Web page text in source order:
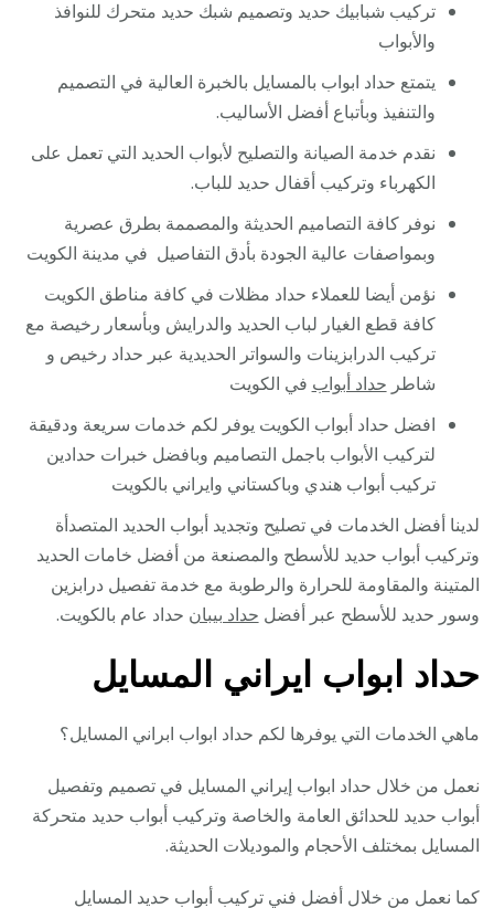
تركيب شبابيك حديد وتصميم شبك حديد متحرك للنوافذ
والأبواب
يتمتع حداد ابواب بالمسايل بالخبرة العالية في التصميم
والتنفيذ وبأتباع أفضل الأساليب.
نقدم خدمة الصيانة والتصليح لأبواب الحديد التي تعمل على
الكهرباء وتركيب أقفال حديد للباب.
نوفر كافة التصاميم الحديثة والمصممة بطرق عصرية
وبمواصفات عالية الجودة بأدق التفاصيل في مدينة الكويت
نؤمن أيضا للعملاء حداد مظلات في كافة مناطق الكويت
كافة قطع الغيار لباب الحديد والدرايش وبأسعار رخيصة مع
تركيب الدرابزينات والسواتر الحديدية عبر حداد رخيص و
شاطر حداد أبواب في الكويت
افضل حداد أبواب الكويت يوفر لكم خدمات سريعة ودقيقة
لتركيب الأبواب باجمل التصاميم وبافضل خبرات حدادين
تركيب أبواب هندي وباكستاني وايراني بالكويت
لدينا أفضل الخدمات في تصليح وتجديد أبواب الحديد المتصدأة
وتركيب أبواب حديد للأسطح والمصنعة من أفضل خامات الحديد
المتينة والمقاومة للحرارة والرطوبة مع خدمة تفصيل درابزين
وسور حديد للأسطح عبر أفضل حداد بيبان حداد عام بالكويت.
حداد ابواب ايراني المسايل
ماهي الخدمات التي يوفرها لكم حداد ابواب ابراني المسايل؟
نعمل من خلال حداد ابواب إيراني المسايل في تصميم وتفصيل
أبواب حديد للحدائق العامة والخاصة وتركيب أبواب حديد متحركة
المسايل بمختلف الأحجام والموديلات الحديثة.
كما نعمل من خلال أفضل فني تركيب أبواب حديد المسايل